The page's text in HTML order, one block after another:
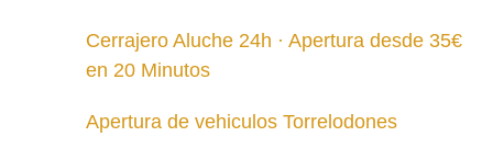
Cerrajero Aluche 24h · Apertura desde 35€
en 20 Minutos
Apertura de vehiculos Torrelodones